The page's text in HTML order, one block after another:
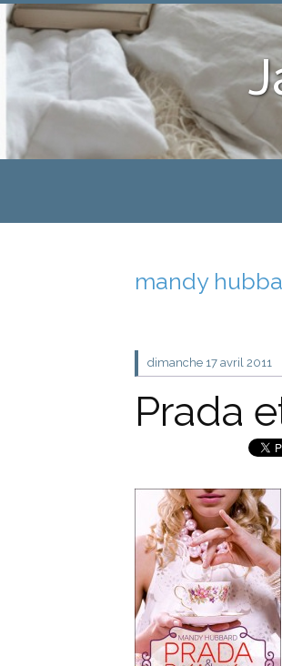
mandy
dimanche 17 avril 2011
Prada